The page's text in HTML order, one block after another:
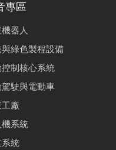
專區
器人
與綠色製程設備
制核心系統
駕駛與電動車
廠
系統
統